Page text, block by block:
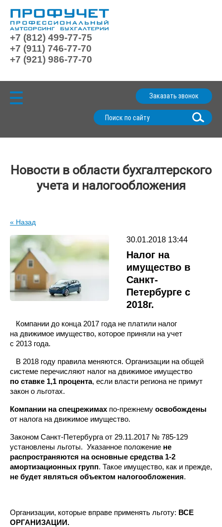
Заказать звонок
+7 (812) 499-77-75
+7 (911) 746-77-70
+7 (921) 986-77-70
Новости в области бухгалтерского
учета и налогообложения
« Назад
30.01.2018 13:44
Налог на
имущество в
Санкт-
Петербурге с
2018г.
Компании до конца 2017 года не платили налог
на движимое имущество, которое приняли на учет
с 2013 года.
В 2018 году правила меняются. Организации на общей
системе перечисляют налог на движимое имущество
по ставке 1,1 процента, если власти региона не примут
закон о льготах.
Компании на спецрежимах по-прежнему освобождены
от налога на движимое имущество.
Законом Санкт-Петербурга от 29.11.2017 № 785-129
установлены льготы. Указанное положение не
распространяются на основные средства 1-2
амортизационных групп. Такое имущество, как и прежде,
не будет являться объектом налогообложения.
Организации, которые вправе применять льготу: ВСЕ
ОРГАНИЗАЦИИ.